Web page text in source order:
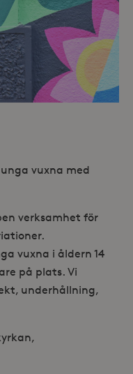
vuxna med
verksamhet för
vuxna i åldern 14
på plats. Vi
underhållning,